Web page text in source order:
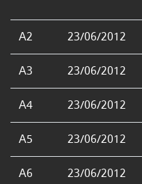
A2 23/06/2012
A3
23/06/2012
A4
23/06/2012
A5
23/06/2012
A6
23/06/2012